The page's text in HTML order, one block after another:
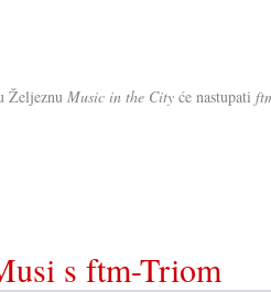
Željeznu Music in the City će nastupati
s ftm-Triom